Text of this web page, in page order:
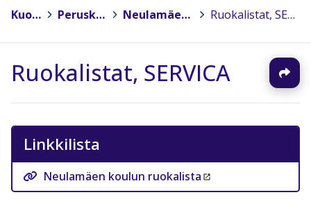
Kuopio > Peruskoulut > Neulamäen koulu > Ruokalistat, SERVICA
Ruokalistat, SERVICA
Linkkilista
Neulamäen koulun ruokalista